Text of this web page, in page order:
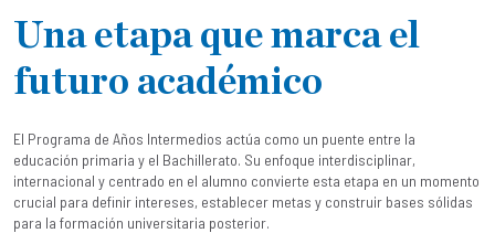
Una etapa que marca el
futuro académico
El Programa de Años Intermedios actúa como un puente entre la
educación primaria y el Bachillerato. Su enfoque interdisciplinar,
internacional y centrado en el alumno convierte esta etapa en un momento
crucial para definir intereses, establecer metas y construir bases sólidas
para la formación universitaria posterior.